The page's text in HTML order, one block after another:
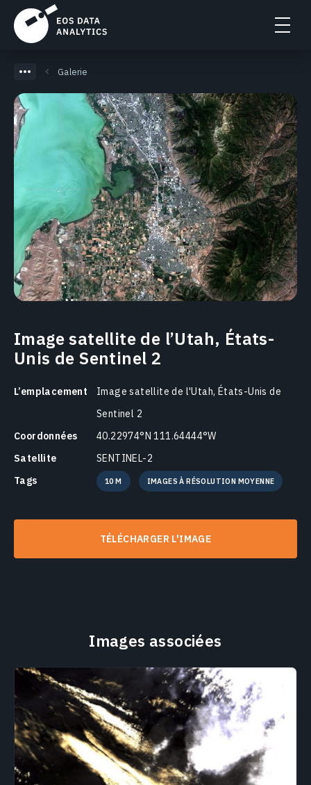
Galerie
Image satellite de l’Utah, États-
Unis de Sentinel 2
L’emplacement
Image satellite de l'Utah, États-Unis de
Sentinel 2
Coordonnées
40.22974°N 111.64444°W
Satellite
SENTINEL-2
Tags
10 M IMAGES À RÉSOLUTION MOYENNE
TÉLÉCHARGER L'IMAGE
Images associées